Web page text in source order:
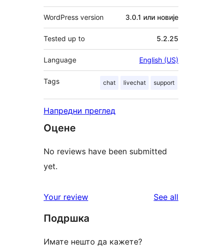
WordPress version 3.0.1 или новије
Tested up to 5.2.25
Language English (US)
Tags chat livechat support
Напредни преглед
Оцене
No reviews have been submitted
yet.
Your review See all
Подршка
Имате нешто да кажете?